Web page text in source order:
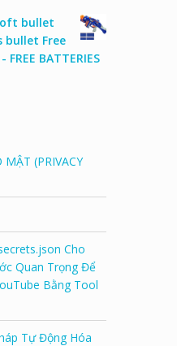
bullet
bullet Free
BATTERIES
MẬT (PRIVACY
Cho
Quan Trọng Để
Bằng Tool
Tự Động Hóa